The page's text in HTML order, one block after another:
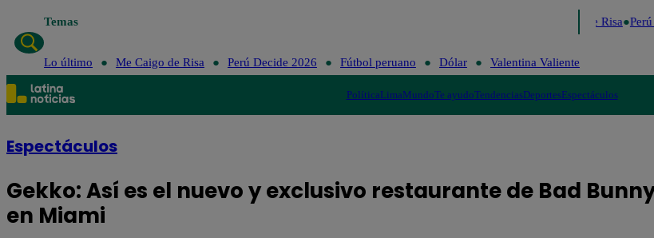
Temas Me Caigo de Risa Perú
Lo último Me Caigo de Risa Perú Decide 2026 Fútbol peruano Dólar Valentina Valiente
PolíticaLimaMundoTe ayudoTendenciasDeportesEspectáculos
Espectáculos
Gekko: Así es el nuevo y exclusivo restaurante de Bad
en Miami